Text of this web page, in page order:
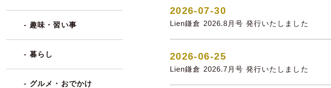
- 趣味・習い事
- 暮らし
- グルメ・おでかけ
2026-07-30
Lien鎌倉 2026.8月号 発行いたしました
2026-06-25
Lien鎌倉 2026.7月号 発行いたしました